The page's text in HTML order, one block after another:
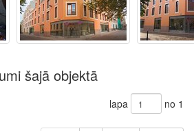
šajā objektā
lapa no 1